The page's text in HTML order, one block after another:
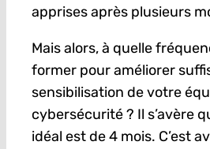
apprises après plusieurs
Mais alors, à quelle
former pour améliorer
sensibilisation de votre
cybersécurité ? Il s’avère
idéal est de 4 mois. C’est